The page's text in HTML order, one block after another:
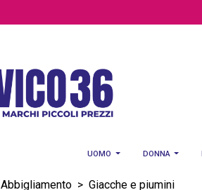
UOMO DONNA
Abbigliamento > Giacche e piumini